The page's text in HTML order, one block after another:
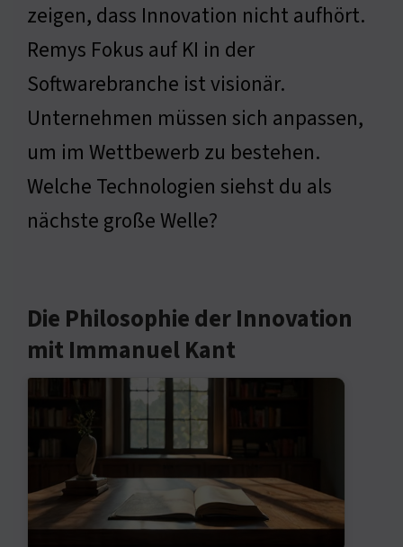
zeigen, dass Innovation nicht aufhört.
Remys Fokus auf KI in der
Softwarebranche ist visionär.
Unternehmen müssen sich anpassen,
um im Wettbewerb zu bestehen.
Welche Technologien siehst du als
nächste große Welle?
Die Philosophie der Innovation
mit Immanuel Kant